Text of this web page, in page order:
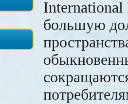
International
большую